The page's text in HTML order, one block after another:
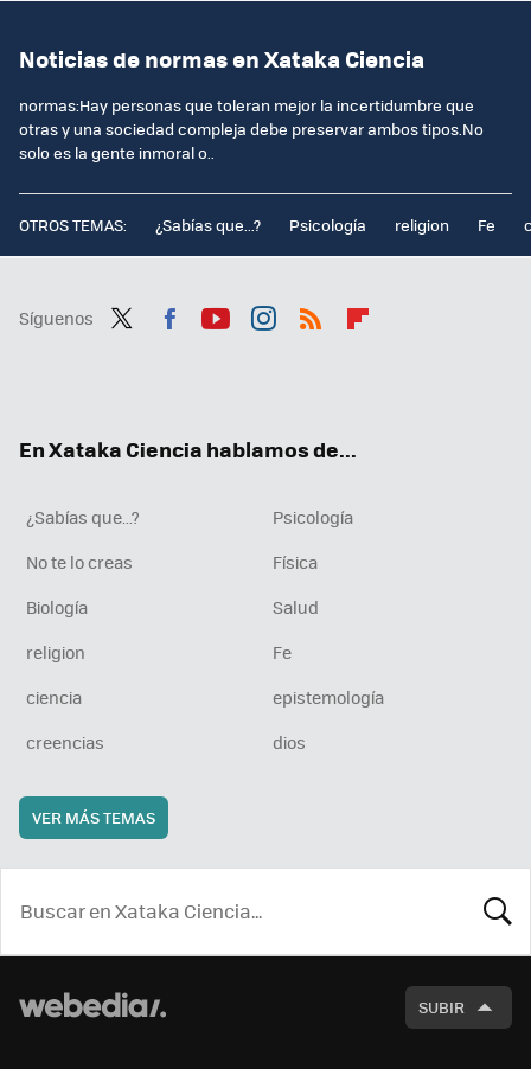
Noticias de normas en Xataka Ciencia
normas:Hay personas que toleran mejor la incertidumbre que
otras y una sociedad compleja debe preservar ambos tipos.No
solo es la gente inmoral o..
OTROS TEMAS: ¿Sabías que...? Psicología religion Fe
Síguenos
En Xataka Ciencia hablamos de...
¿Sabías que...?
Psicología
No te lo creas
Física
Biología
Salud
religion
Fe
ciencia
epistemología
creencias
dios
VER MÁS TEMAS
SUBIR